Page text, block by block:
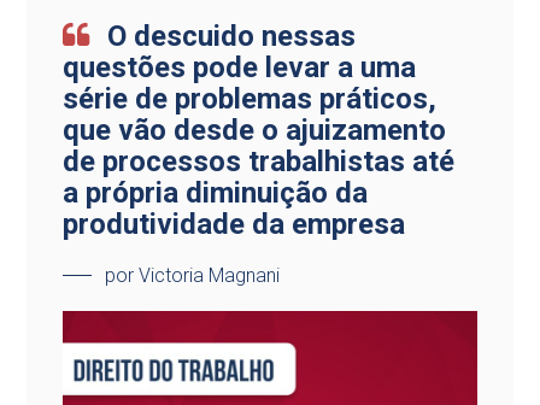
O descuido nessas
questões pode levar a uma
série de problemas práticos,
que vão desde o ajuizamento
de processos trabalhistas até
a própria diminuição da
produtividade da empresa
por Victoria Magnani